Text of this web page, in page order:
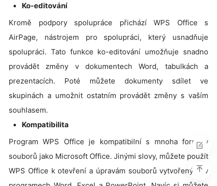
Ko-editování
Kromě podpory spolupráce přichází WPS Office s
AirPage, nástrojem pro spolupráci, který usnadňuje
spolupráci. Tato funkce ko-editování umožňuje snadno
provádět změny v dokumentech Word, tabulkách a
prezentacích. Poté můžete dokumenty sdílet ve
skupinách a umožnit ostatním provádět změny s vaším
souhlasem.
Kompatibilita
Program WPS Office je kompatibilní s mnoha formáty
souborů jako Microsoft Office. Jinými slovy, můžete použít
WPS Office k otevření a úpravám souborů vytvořených v